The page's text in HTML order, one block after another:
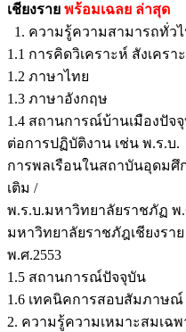
เชียงราย พร้อมเฉลย ล่าสุด
1. ความรู้ความสามารถทั่วไ
1.1 การคิดวิเคราะห์ สังเครา
1.2 ภาษาไทย
1.3 ภาษาอังกฤษ
1.4 สถานการณ์บ้านเมืองปัจ
ต่อการปฏิบัติงาน เช่น พ.ร.บ.
การพลเรือนในสถาบันอุดมศึ
เติม /
พ.ร.บ.มหาวิทยาลัยราชภัฏ พ.
มหาวิทยาลัยราชภัฎเชียงรา
พ.ศ.2553
1.5 สถานการณ์ปัจจุบัน
1.6 เทคนิคการสอบสัมภาษณ์
2. ความรู้ความเหมาะสมเฉ